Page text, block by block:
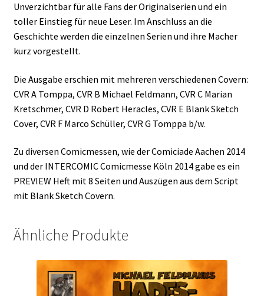
Unverzichtbar für alle Fans der Originalserien und ein
toller Einstieg für neue Leser. Im Anschluss an die
Geschichte werden die einzelnen Serien und ihre Macher
kurz vorgestellt.
Die Ausgabe erschien mit mehreren verschiedenen Covern:
CVR A Tomppa, CVR B Michael Feldmann, CVR C Marian
Kretschmer, CVR D Robert Heracles, CVR E Blank Sketch
Cover, CVR F Marco Schüller, CVR G Tomppa b/w.
Zu diversen Comicmessen, wie der Comiciade Aachen 2014
und der INTERCOMIC Comicmesse Köln 2014 gabe es ein
PREVIEW Heft mit 8 Seiten und Auszügen aus dem Script
mit Blank Sketch Covern.
Ähnliche Produkte